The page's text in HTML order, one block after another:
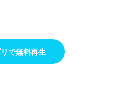
で無料再生